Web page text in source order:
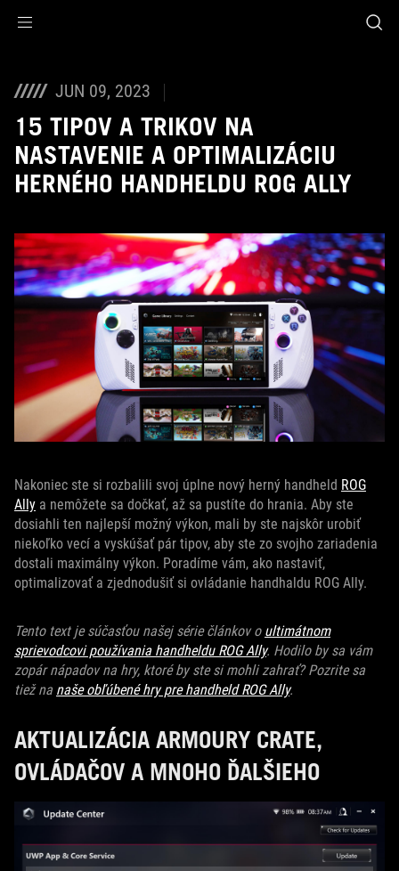
JUN 09, 2023
15 TIPOV A TRIKOV NA
NASTAVENIE A OPTIMALIZÁCIU
HERNÉHO HANDHELDU ROG ALLY
Nakoniec ste si rozbalili svoj úplne nový herný handheld ROG
Ally a nemôžete sa dočkať, až sa pustíte do hrania. Aby ste
dosiahli ten najlepší možný výkon, mali by ste najskôr urobiť
niekoľko vecí a vyskúšať pár tipov, aby ste zo svojho zariadenia
dostali maximálny výkon. Poradíme vám, ako nastaviť,
optimalizovať a zjednodušiť si ovládanie handhaldu ROG Ally.
Tento text je súčasťou našej série článkov o ultimátnom
sprievodcovi používania handheldu ROG Ally. Hodilo by sa vám
zopár nápadov na hry, ktoré by ste si mohli zahrať? Pozrite sa
tiež na naše obľúbené hry pre handheld ROG Ally.
AKTUALIZÁCIA ARMOURY CRATE,
OVLÁDAČOV A MNOHO ĎALŠIEHO